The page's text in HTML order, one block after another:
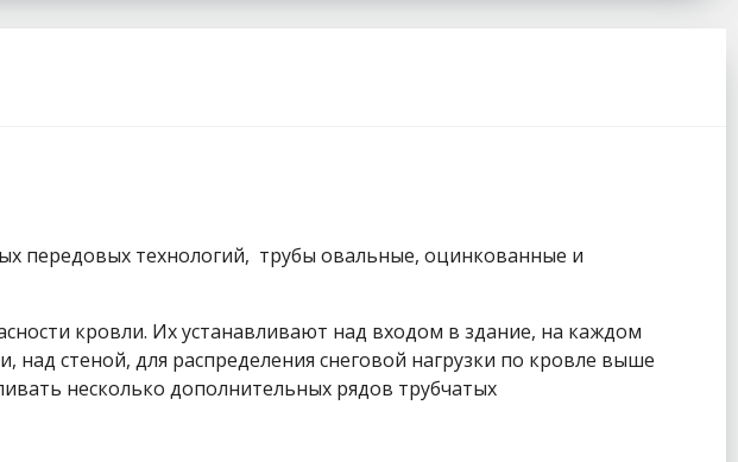
передовых технологий, трубы овальные, оцинкованные и
кровли. Их устанавливают над входом в здание, на каждом
стеной, для распределения снеговой нагрузки по кровле выше
несколько дополнительных рядов трубчатых